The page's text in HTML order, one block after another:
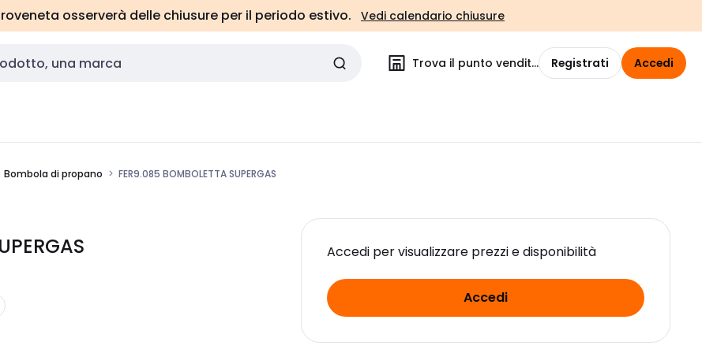
osserverà delle chiusure per il periodo estivo. Vedi calendario chiusure
Trova il punto vendita Registrati Accedi
Bombola di propano FER9.085 BOMBOLETTA SUPERGAS
Accedi per visualizzare prezzi e disponibilità
Accedi